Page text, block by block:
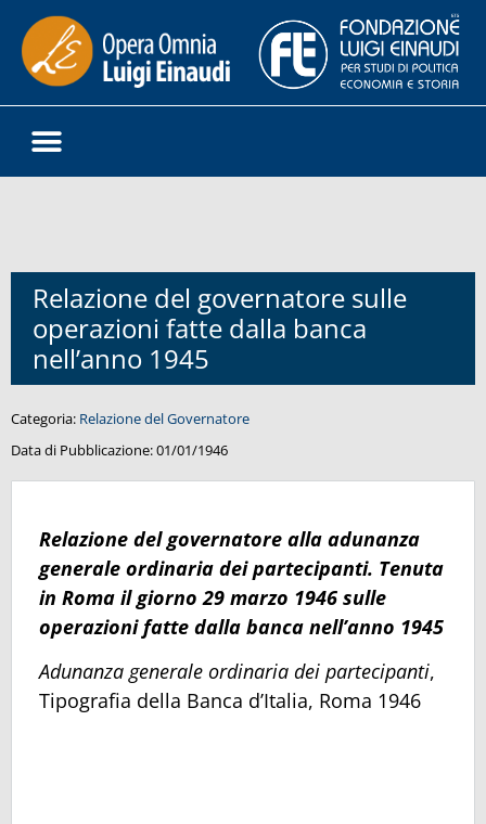
Relazione del governatore sulle
operazioni fatte dalla banca
nell’anno 1945
Categoria: Relazione del Governatore
Data di Pubblicazione:01/01/1946
Relazione del governatore alla adunanza
generale ordinaria dei partecipanti. Tenuta
in Roma il giorno 29 marzo 1946 sulle
operazioni fatte dalla banca nell’anno 1945
Adunanza generale ordinaria dei partecipanti,
Tipografia della Banca d’Italia, Roma 1946